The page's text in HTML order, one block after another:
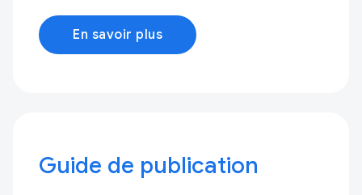
En savoir plus
Guide de publication